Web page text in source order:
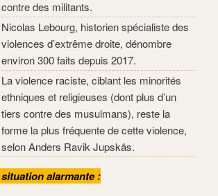
contre des militants.
Nicolas Lebourg, historien spécialiste des
violences d’extrême droite, dénombre
environ 300 faits depuis 2017.
La violence raciste, ciblant les minorités
ethniques et religieuses (dont plus d’un
tiers contre des musulmans), reste la
forme la plus fréquente de cette violence,
selon Anders Ravik Jupskås.
alarmante :